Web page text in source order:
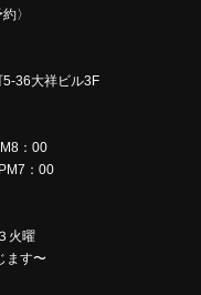
〉
36大祥ビル3F
：00
：00
火曜
ます〜